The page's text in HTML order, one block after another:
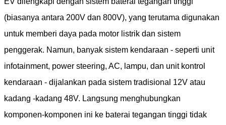
(biasanya antara 200V dan 800V), yang terutama digunakan
untuk memberi daya pada motor listrik dan sistem
penggerak. Namun, banyak sistem kendaraan - seperti unit
infotainment, power steering, AC, lampu, dan unit kontrol
kendaraan - dijalankan pada sistem tradisional 12V atau
kadang -kadang 48V. Langsung menghubungkan
komponen-komponen ini ke baterai tegangan tinggi tidak